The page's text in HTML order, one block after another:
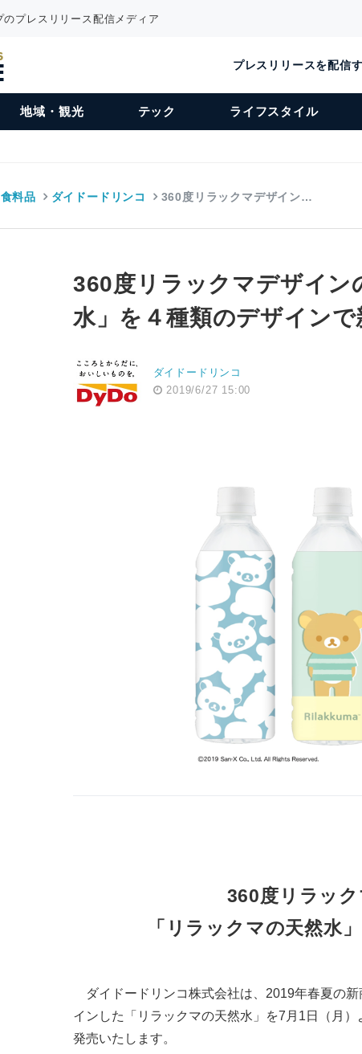
のプレスリリース配信メディア
プレスリリースを配信
地域・観光 テック ライフスタイル
食料品 ダイドードリンコ 360度リラックマデザイン…
360度リラックマデザイン
水」を４種類のデザインで
ダイドードリンコ
2019/6/27 15:00
360度リラッ
「リラックマの天然水
ダイドードリンコ株式会社は、2019年春夏の
インした「リラックマの天然水」を7月1日（月
発売いたします。